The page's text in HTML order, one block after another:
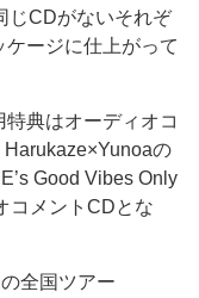
じCDがないそれぞ
ージに仕上がって
典はオーディオコ
の
Good Vibes Only
コメントCDとな
全国ツアー